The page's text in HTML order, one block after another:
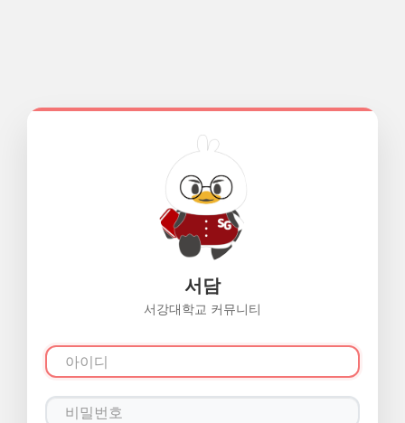
서담
서강대학교 커뮤니티